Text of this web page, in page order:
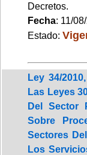
Decretos.
Fecha: 11/
Estado:
Ley 34/
Las Leyes
Del Sector
Sobre
Sectores
Los